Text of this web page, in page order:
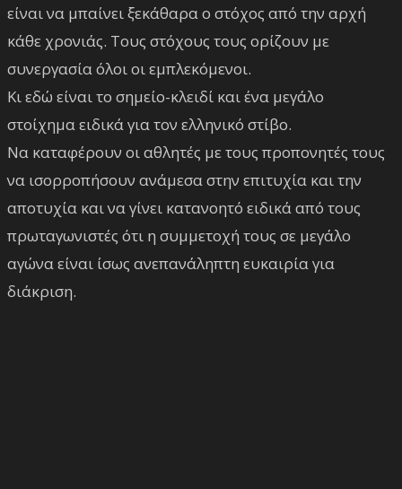
είναι να μπαίνει ξεκάθαρα ο στόχος από την αρχή
κάθε χρονιάς. Τους στόχους τους ορίζουν με
συνεργασία όλοι οι εμπλεκόμενοι.
Κι εδώ είναι το σημείο-κλειδί και ένα μεγάλο
στοίχημα ειδικά για τον ελληνικό στίβο.
Να καταφέρουν οι αθλητές με τους προπονητές τους
να ισορροπήσουν ανάμεσα στην επιτυχία και την
αποτυχία και να γίνει κατανοητό ειδικά από τους
πρωταγωνιστές ότι η συμμετοχή τους σε μεγάλο
αγώνα είναι ίσως ανεπανάληπτη ευκαιρία για
διάκριση.